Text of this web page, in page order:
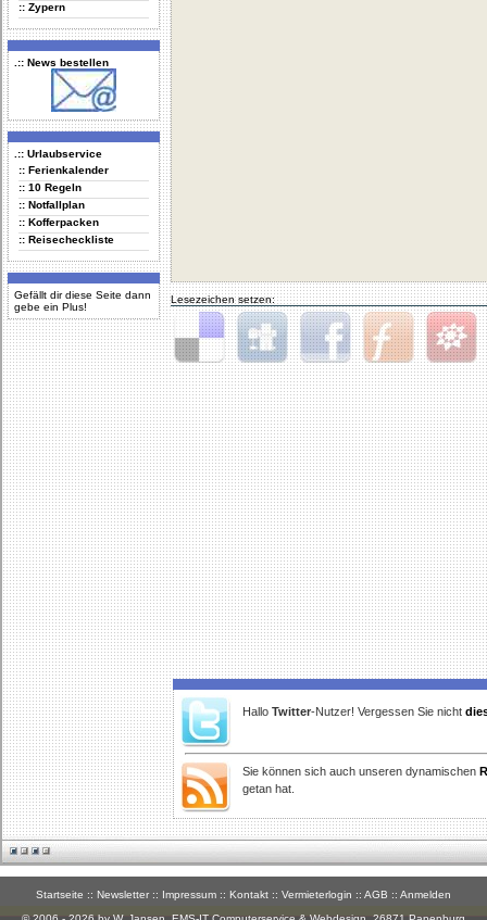
:: Zypern
.:: News bestellen
.:: Urlaubservice
:: Ferienkalender
:: 10 Regeln
:: Notfallplan
:: Kofferpacken
:: Reisecheckliste
Gefällt dir diese Seite dann
gebe ein Plus!
Lesezeichen setzen:
Delicious Digg Facebook Furl StudiVZ
Hallo Twitter-Nutzer! Vergessen Sie nicht
Sie können sich auch unseren dynamischen
getan hat.
Startseite :: Newsletter :: Impressum :: Kontakt :: Vermieterlogin :: AGB :: Anmelden